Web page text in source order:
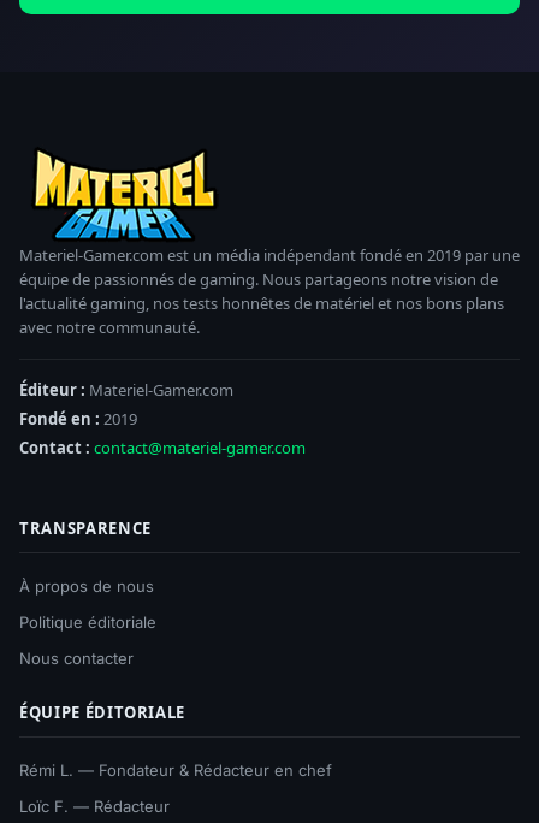
Materiel-Gamer.com est un média indépendant fondé en 2019 par une
équipe de passionnés de gaming. Nous partageons notre vision de
l'actualité gaming, nos tests honnêtes de matériel et nos bons plans
avec notre communauté.
Éditeur : Materiel-Gamer.com
Fondé en : 2019
Contact : contact@materiel-gamer.com
TRANSPARENCE
À propos de nous
Politique éditoriale
Nous contacter
ÉQUIPE ÉDITORIALE
Rémi L. — Fondateur & Rédacteur en chef
Loïc F. — Rédacteur